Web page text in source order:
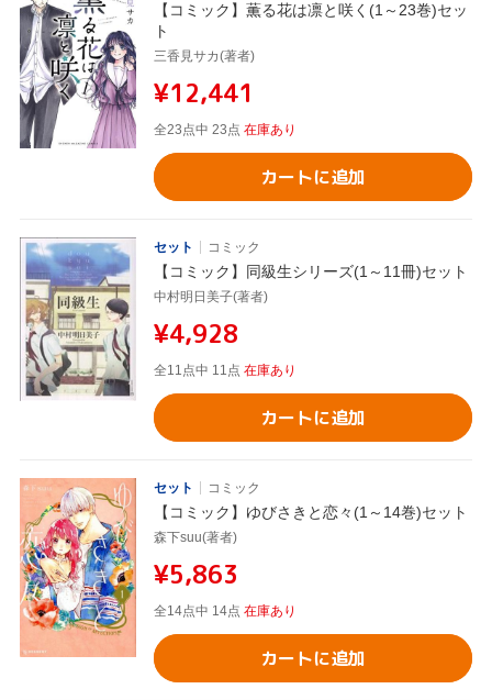
【コミック】薫る花は凛と咲く(1～23巻)セッ
ト
三香見サカ(著者)
¥12,441
全23点中 23点 在庫あり
カートに追加
セット コミック
【コミック】同級生シリーズ(1～11冊)セット
中村明日美子(著者)
¥4,928
全11点中 11点 在庫あり
カートに追加
セット コミック
【コミック】ゆびさきと恋々(1～14巻)セット
森下suu(著者)
¥5,863
全14点中 14点 在庫あり
カートに追加